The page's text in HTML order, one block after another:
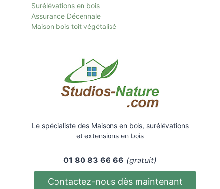
Surélévations en bois
Assurance Décennale
Maison bois toit végétalisé
Le spécialiste des Maisons en bois, surélévations
et extensions en bois
01 80 83 66 66 (gratuit)
Contactez-nous dès maintenant